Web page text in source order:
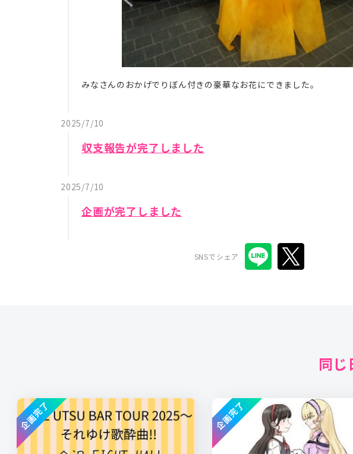
みなさんのおかげでりぼん付きの豪華なお花にできました。
2025/7/10
収支報告が完了しました
2025/7/10
企画が完了しました
SNSでシェア
同
企画完了 企画完了